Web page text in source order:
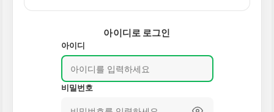
아이디로 로그인
아이디
비밀번호